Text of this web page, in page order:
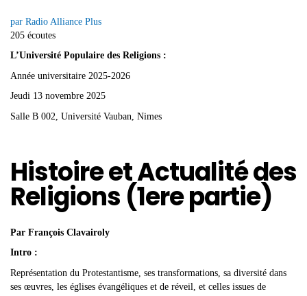
par Radio Alliance Plus
205 écoutes
L’Université Populaire des Religions :
Année universitaire 2025-2026
Jeudi 13 novembre 2025
Salle B 002, Université Vauban, Nimes
Histoire et Actualité des
Religions (1ere partie)
Par François Clavairoly
Intro :
Représentation du Protestantisme, ses transformations, sa diversité dans
ses œuvres, les églises évangéliques et de réveil, et celles issues de